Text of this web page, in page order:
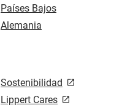
Países Bajos
Alemania
Sostenibilidad
Lippert Cares